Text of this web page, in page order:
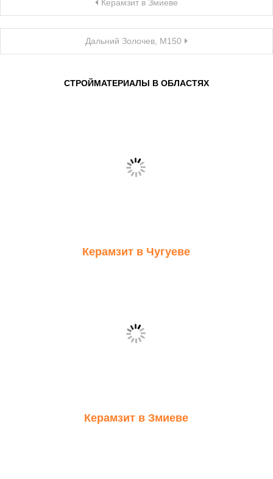
записям
Керамзит в Змиеве
Дальний Золочев, М150
СТРОЙМАТЕРИАЛЫ В ОБЛАСТЯХ
Керамзит в Чугуеве
Керамзит в Змиеве